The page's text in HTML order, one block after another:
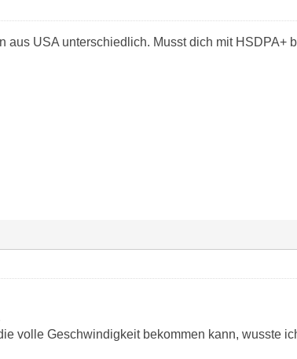
USA unterschiedlich. Musst dich mit HSDPA+
volle Geschwindigkeit bekommen kann, wusste